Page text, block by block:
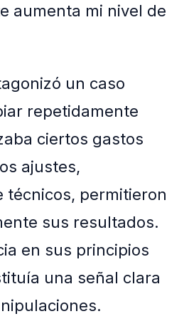
aumenta mi nivel de
un caso
repetidamente
ciertos gastos
ajustes,
técnicos, permitieron
sus resultados.
en sus principios
una señal clara